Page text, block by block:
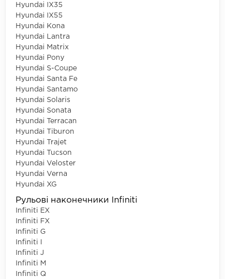
Hyundai IX35
Hyundai IX55
Hyundai Kona
Hyundai Lantra
Hyundai Matrix
Hyundai Pony
Hyundai S-Coupe
Hyundai Santa Fe
Hyundai Santamo
Hyundai Solaris
Hyundai Sonata
Hyundai Terracan
Hyundai Tiburon
Hyundai Trajet
Hyundai Tucson
Hyundai Veloster
Hyundai Verna
Hyundai XG
Рульові наконечники Infiniti
Infiniti EX
Infiniti FX
Infiniti G
Infiniti I
Infiniti J
Infiniti M
Infiniti Q